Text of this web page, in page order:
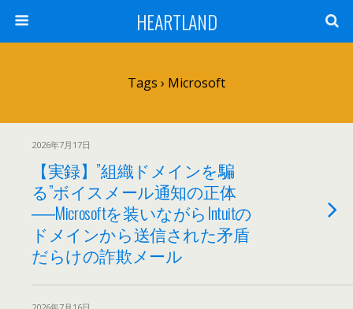
HEARTLAND
Tags › Microsoft
2026年7月17日
【実録】”組織ドメインを騙
る”ボイスメール通知の正体
──Microsoftを装いながらIntuitの
ドメインから送信された矛盾
だらけの詐欺メール